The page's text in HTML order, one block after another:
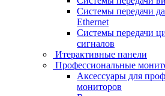
Системы передачи
Ethernet
Системы передачи
сигналов
Итерактивные панели
Профессиональные
Аксессуары для
мониторов